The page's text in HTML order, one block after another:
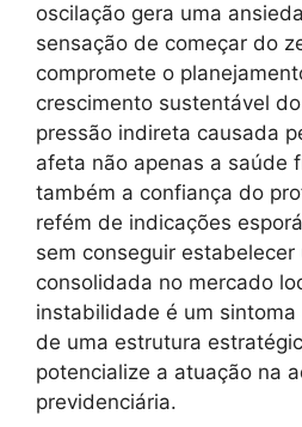
oscilação gera uma
sensação de começar do
compromete o
crescimento sustentável
pressão indireta causada
afeta não apenas a saúde
também a confiança do
refém de indicações
sem conseguir estabelecer
consolidada no mercado
instabilidade é um
de uma estrutura
potencialize a atuação na
previdenciária.